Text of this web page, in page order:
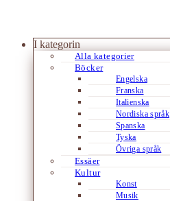
I kategorin
Alla kategorier
Böcker
Engelska
Franska
Italienska
Nordiska språk
Spanska
Tyska
Övriga språk
Essäer
Kultur
Konst
Musik